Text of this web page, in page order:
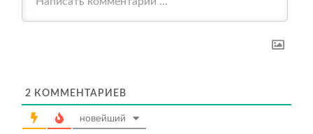
2 КОММЕНТАРИЕВ
новейший